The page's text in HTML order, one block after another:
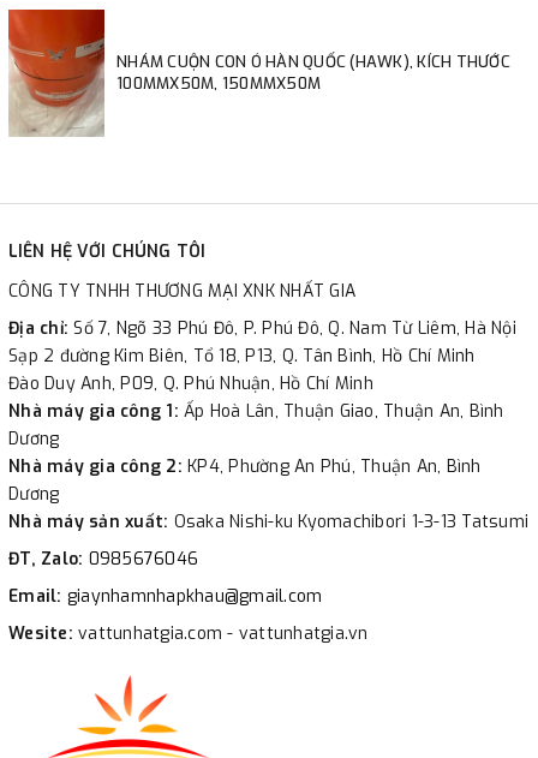
NHÁM CUỘN CON Ó HÀN QUỐC (HAWK), KÍCH THƯỚC
100MMX50M, 150MMX50M
LIÊN HỆ VỚI CHÚNG TÔI
CÔNG TY TNHH THƯƠNG MẠI XNK NHẤT GIA
Địa chỉ:Số 7, Ngõ 33 Phú Đô, P. Phú Đô, Q. Nam Từ Liêm, Hà Nội
Sạp 2 đường Kim Biên, Tổ 18, P13, Q. Tân Bình, Hồ Chí Minh
Đào Duy Anh, P09, Q. Phú Nhuận, Hồ Chí Minh
Nhà máy gia công 1: Ấp Hoà Lân, Thuận Giao, Thuận An, Bình
Dương
Nhà máy gia công 2: KP4, Phường An Phú, Thuận An, Bình
Dương
Nhà máy sản xuất: Osaka Nishi-ku Kyomachibori 1-3-13 Tatsumi
ĐT, Zalo: 0985676046
Email: giaynhamnhapkhau@gmail.com
Wesite: vattunhatgia.com - vattunhatgia.vn